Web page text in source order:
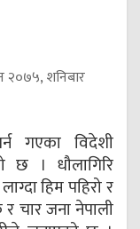
२०७५, शनिबार
गएका विदेशी
छ । धौलागिरि
हिम पहिरो र
चार जना नेपाली